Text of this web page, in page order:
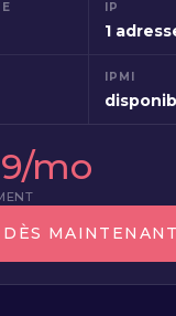
IP
1
IPMI
mo
MAINTENANT